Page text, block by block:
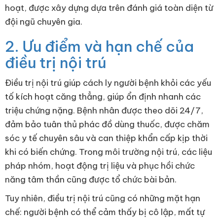
hoạt, được xây dựng dựa trên đánh giá toàn diện từ
đội ngũ chuyên gia.
2. Ưu điểm và hạn chế của
điều trị nội trú
Điều trị nội trú giúp cách ly người bệnh khỏi các yếu
tố kích hoạt căng thẳng, giúp ổn định nhanh các
triệu chứng nặng. Bệnh nhân được theo dõi 24/7,
đảm bảo tuân thủ phác đồ dùng thuốc, được chăm
sóc y tế chuyên sâu và can thiệp khẩn cấp kịp thời
khi có biến chứng. Trong môi trường nội trú, các liệu
pháp nhóm, hoạt động trị liệu và phục hồi chức
năng tâm thần cũng được tổ chức bài bản.
Tuy nhiên, điều trị nội trú cũng có những mặt hạn
chế: người bệnh có thể cảm thấy bị cô lập, mất tự